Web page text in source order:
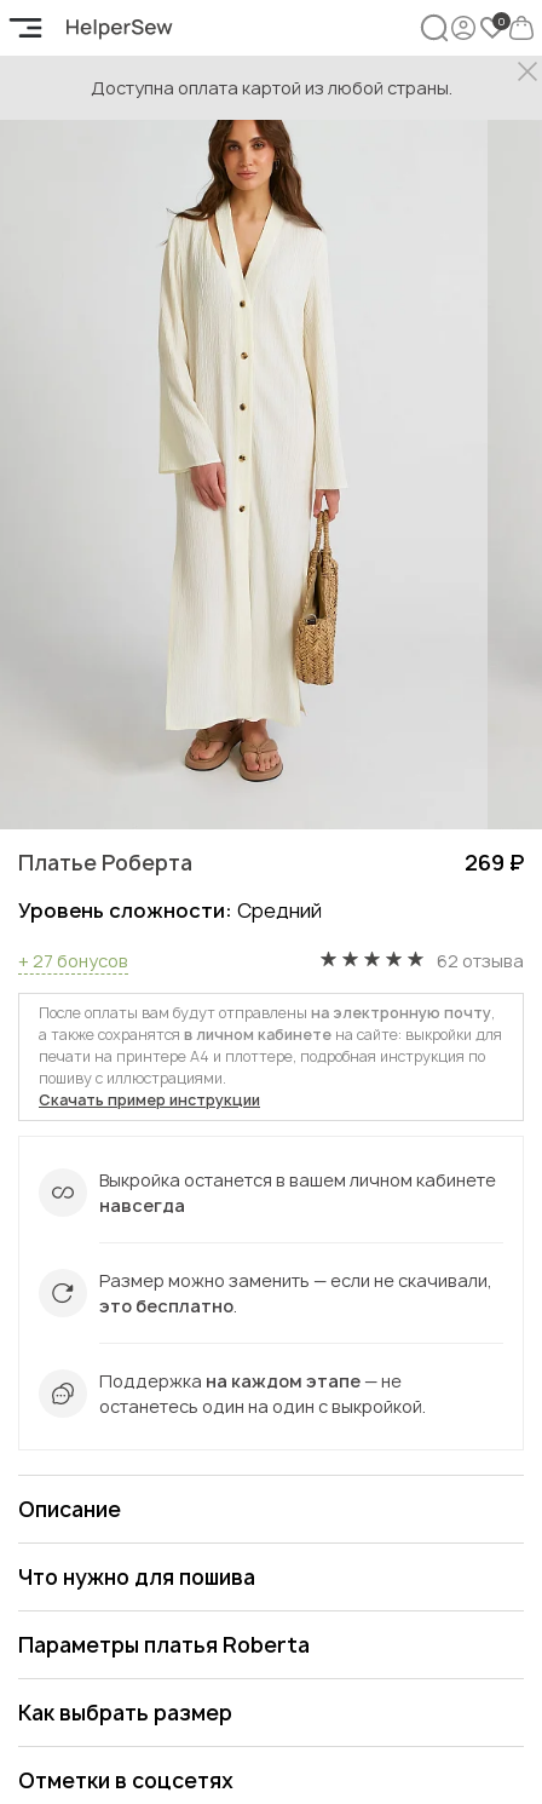
Доступна оплата картой из любой страны.
Платье Роберта 269 ₽
Уровень сложности: Средний
+ 27 бонусов 62 отзыва
После оплаты вам будут отправлены на электронную почту,
а также сохранятся в личном кабинете на сайте: выкройки для
печати на принтере А4 и плоттере, подробная инструкция по
пошиву с иллюстрациями.
Скачать пример инструкции
Выкройка останется в вашем личном кабинете
навсегда
Размер можно заменить — если не скачивали,
это бесплатно.
Поддержка на каждом этапе — не
останетесь один на один с выкройкой.
Описание
Что нужно для пошива
Параметры платья Roberta
Как выбрать размер
Отметки в соцсетях